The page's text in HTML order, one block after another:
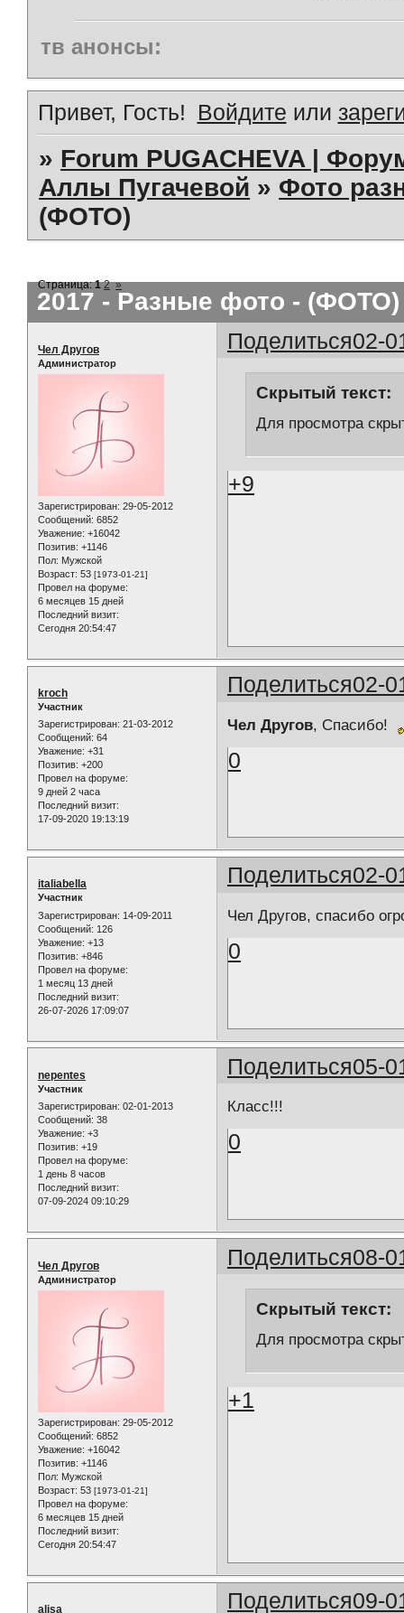
тв анонсы:
Привет, Гость! Войдите или
» Forum PUGACHEVA |
Аллы Пугачевой » Фото
(ФОТО)
2017 - Разные фото - (ФОТО)
Страница:1 2 »
Поделиться02-
Чел Другов
Администратор
Зарегистрирован: 29-05-2012
Сообщений: 6852
Уважение: +16042
Позитив: +1146
Пол: Мужской
Возраст: 53 [1973-01-21]
Провел на форуме:
6 месяцев 15 дней
Последний визит:
Сегодня 20:54:47
Скрытый текст:
Для просмотра
+9
Поделиться02-
kroch
Участник
Зарегистрирован: 21-03-2012
Сообщений: 64
Уважение: +31
Позитив: +200
Провел на форуме:
9 дней 2 часа
Последний визит:
17-09-2020 19:13:19
Чел Другов, Спасибо!
0
Поделиться02-
italiabella
Участник
Зарегистрирован: 14-09-2011
Сообщений: 126
Уважение: +13
Позитив: +846
Провел на форуме:
1 месяц 13 дней
Последний визит:
26-07-2026 17:09:07
Чел Другов, спасибо
0
Поделиться05-
nepentes
Участник
Зарегистрирован: 02-01-2013
Сообщений: 38
Уважение: +3
Позитив: +19
Провел на форуме:
1 день 8 часов
Последний визит:
07-09-2024 09:10:29
Класс!!!
0
Поделиться08-
Чел Другов
Администратор
Зарегистрирован: 29-05-2012
Сообщений: 6852
Уважение: +16042
Позитив: +1146
Пол: Мужской
Возраст: 53 [1973-01-21]
Провел на форуме:
6 месяцев 15 дней
Последний визит:
Сегодня 20:54:47
Скрытый текст:
Для просмотра
+1
Поделиться09-
alisa